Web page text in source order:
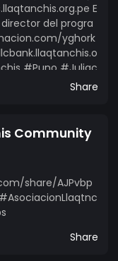
que pueden
a las
así su
Artificial puede
Esto puede
de
y
de los datos
E
del progra
yghork
#Puno #Juliac
Share
Community
share/AJPvbp
Share